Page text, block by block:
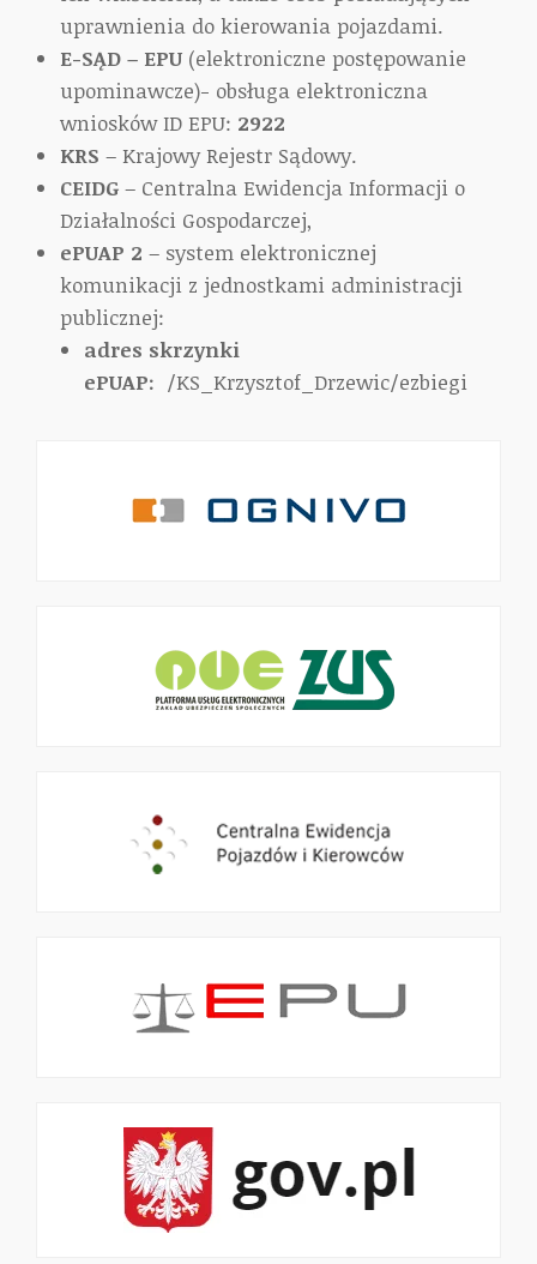
uprawnienia do kierowania pojazdami.
E-SĄD – EPU (elektroniczne postępowanie
upominawcze)- obsługa elektroniczna
wniosków ID EPU: 2922
KRS – Krajowy Rejestr Sądowy.
CEIDG – Centralna Ewidencja Informacji o
Działalności Gospodarczej,
ePUAP 2 – system elektronicznej
komunikacji z jednostkami administracji
publicznej:
adres skrzynki
ePUAP: /KS_Krzysztof_Drzewic/ezbiegi